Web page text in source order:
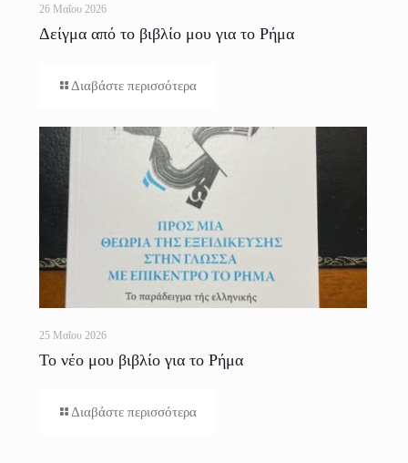
26 Μαΐου 2026
Δείγμα από το βιβλίο μου για το Ρήμα
Διαβάστε περισσότερα
25 Μαΐου 2026
Το νέο μου βιβλίο για το Ρήμα
Διαβάστε περισσότερα